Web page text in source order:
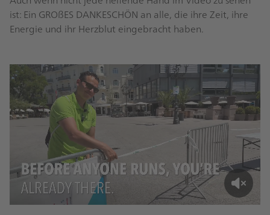
ist: Ein GROßES DANKESCHÖN an alle, die ihre Zeit, ihre
Energie und ihr Herzblut eingebracht haben.